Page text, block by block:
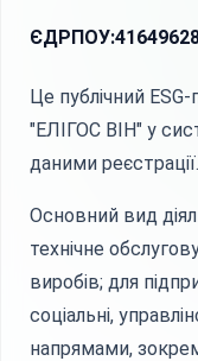
ЄДРПОУ:
Це публічний
"ЕЛІГОС ВІН" у
даними реєстрації.
Основний вид
технічне
виробів; для
соціальні,
напрямами,